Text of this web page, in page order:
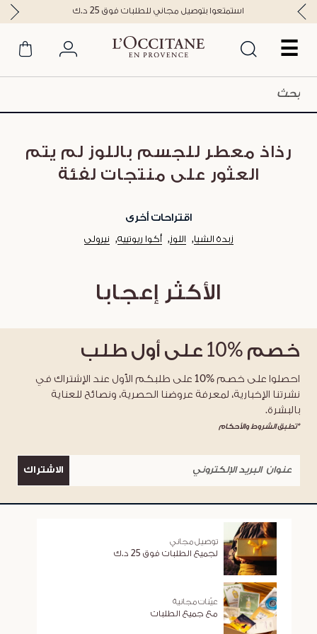
☰
استمتعوا بتوصيل مجاني للطلبات فوق 25 د.ك
رذاذ معطر للجسم باللوز لم يتم
العثور على منتجات لفئة
اقتراحات أخرى
زبدة الشيا اللوز أكوا ريوتييه نيرولي
الأكثر إعجابا
خصم %10 على أول طلب
احصلوا على خصم %10 على طلبكم الأول عند الإشتراك في
نشرتنا الإخبارية، لمعرفة عروضنا الحصرية، ونصائح للعناية
بالبشرة.
*تطبق الشروط والأحكام
الاشتراك
توصيل مجاني
لجميع الطلبات فوق 25 د.ك
عيّنات مجانية
مع جميع الطلبات